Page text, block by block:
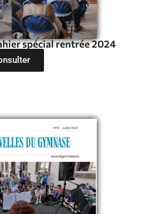
spécial rentrée 2024